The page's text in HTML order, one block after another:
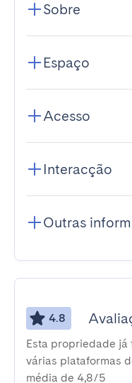
Sobre
Espaço
Acesso
Interacção
Outras
4.8
Esta propriedade já
várias plataformas
média de 4,8/5